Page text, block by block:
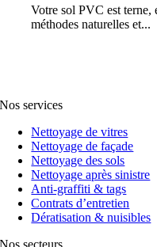
Votre sol PVC est terne,
méthodes naturelles et...
Nos services
Nettoyage de vitres
Nettoyage de façade
Nettoyage des sols
Nettoyage après sinistre
Anti-graffiti & tags
Contrats d’entretien
Dératisation & nuisibles
Nos secteurs